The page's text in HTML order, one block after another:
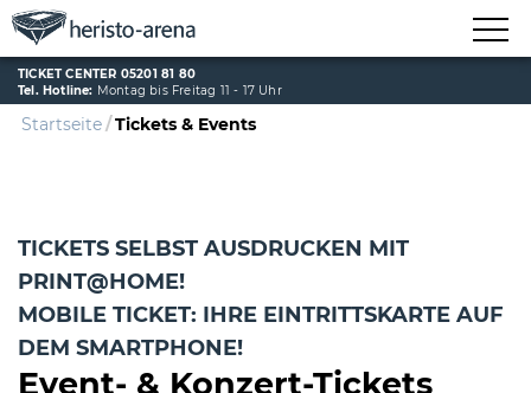
TICKET CENTER 05201 81 80
Tel. Hotline: Montag bis Freitag 11 - 17 Uhr
Startseite Tickets & Events
TICKETS SELBST AUSDRUCKEN MIT
PRINT@HOME!
MOBILE TICKET: IHRE EINTRITTSKARTE AUF
DEM SMARTPHONE!
Event- & Konzert-Tickets